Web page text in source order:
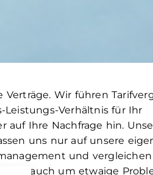
Wir führen
Verhältnis für Ihr
Ihre Nachfrage hin.
uns nur auf unsere
und vergleichen
uns auch um etwaige